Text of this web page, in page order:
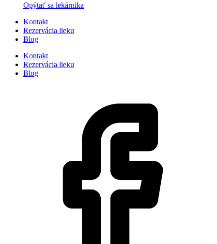
Opýtať sa lekárnika
Kontakt
Rezervácia lieku
Blog
Kontakt
Rezervácia lieku
Blog